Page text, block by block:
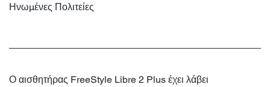
Ηνωμένες Πολιτείες
Ο αισθητήρας FreeStyle Libre 2 Plus έχει λάβει